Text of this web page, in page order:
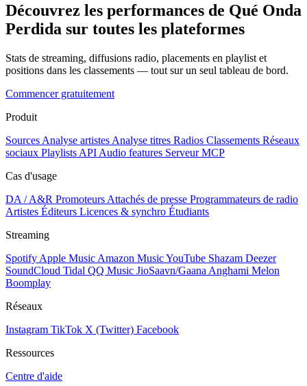
Découvrez les performances de Qué Onda
Perdida sur toutes les plateformes
Stats de streaming, diffusions radio, placements en playlist et
positions dans les classements — tout sur un seul tableau de bord.
Commencer gratuitement
Produit
Sources Analyse artistes Analyse titres Radios Classements Réseaux
sociaux Playlists API Audio features Serveur MCP
Cas d'usage
DA / A&R Promoteurs Attachés de presse Programmateurs de radio
Artistes Éditeurs Licences & synchro Étudiants
Streaming
Spotify Apple Music Amazon MusicYouTube Shazam Deezer
SoundCloud Tidal QQ Music JioSaavn/Gaana Anghami Melon
Boomplay
Réseaux
Instagram TikTok X (Twitter) Facebook
Ressources
Centre d'aide